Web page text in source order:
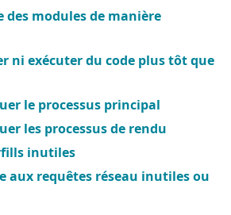
des modules de manière
ni exécuter du code plus tôt que
le processus principal
les processus de rendu
inutiles
aux requêtes réseau inutiles ou